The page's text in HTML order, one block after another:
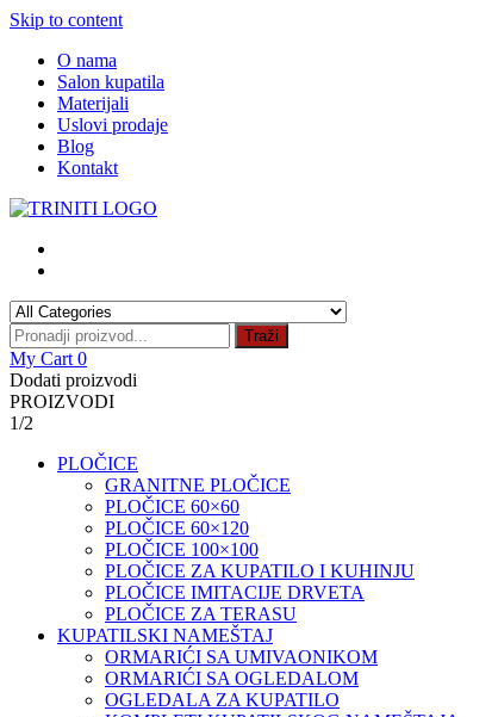
Skip to content
O nama
Salon kupatila
Materijali
Uslovi prodaje
Blog
Kontakt
Traži
My Cart 0
Dodati proizvodi
PROIZVODI
1/2
PLOČICE
GRANITNE PLOČICE
PLOČICE 60×60
PLOČICE 60×120
PLOČICE 100×100
PLOČICE ZA KUPATILO I KUHINJU
PLOČICE IMITACIJE DRVETA
PLOČICE ZA TERASU
KUPATILSKI NAMEŠTAJ
ORMARIĆI SA UMIVAONIKOM
ORMARIĆI SA OGLEDALOM
OGLEDALA ZA KUPATILO